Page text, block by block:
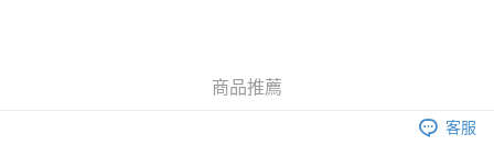
商品推薦
客服